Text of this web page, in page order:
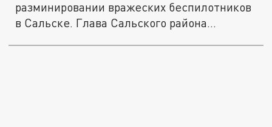
разминировании вражеских беспилотников
в Сальске. Глава Сальского района...